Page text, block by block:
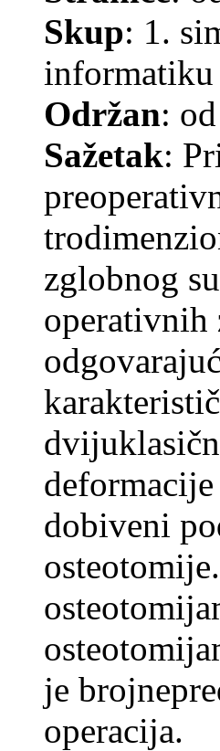
Skup: 1.
informatiku
Održan:
Sažetak:
zglobnog
operativnih
dobiveni
je
operacija.